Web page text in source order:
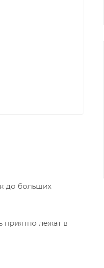
до больших
приятно лежат в